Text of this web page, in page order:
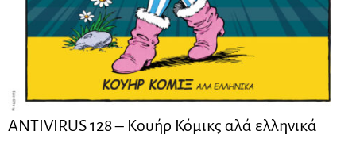
ANTIVIRUS 128 – Kουήρ Κόμικς αλά ελληνικά